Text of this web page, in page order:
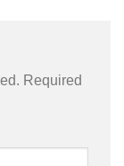
Required